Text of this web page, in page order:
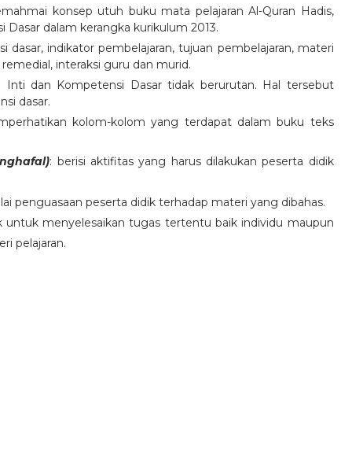
konsep utuh buku mata pelajaran Al-Quran Hadis,
dalam kerangka kurikulum 2013.
dasar, indikator pembelajaran, tujuan pembelajaran, materi
interaksi guru dan murid.
dan Kompetensi Dasar tidak berurutan. Hal tersebut
dasar.
kolom-kolom yang terdapat dalam buku teks
: berisi aktifitas yang harus dilakukan peserta didik
penguasaan peserta didik terhadap materi yang dibahas.
untuk menyelesaikan tugas tertentu baik individu maupun
pelajaran.